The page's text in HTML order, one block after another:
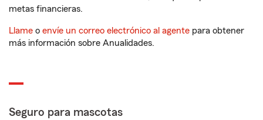
metas financieras.
Llame o envíe un correo electrónico al agente para obtener
más información sobre Anualidades.
Seguro para mascotas